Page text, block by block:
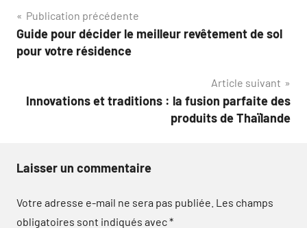
Navigation
de
Publication précédente
Guide pour décider le meilleur revêtement de sol
pour votre résidence
Article suivant
Innovations et traditions : la fusion parfaite des
produits de Thaïlande
Laisser un commentaire
Votre adresse e-mail ne sera pas publiée. Les champs
obligatoires sont indiqués avec*